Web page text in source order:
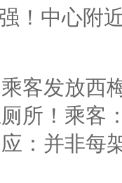
！中心附
客发放西
所！乘客
：并非每